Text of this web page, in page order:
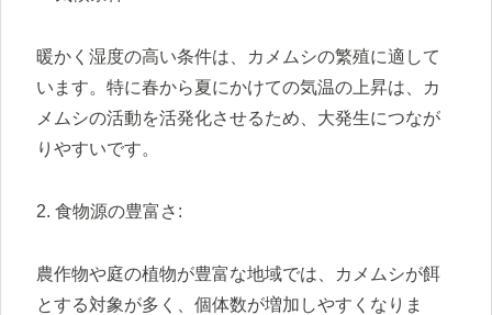
暖かく湿度の高い条件は、カメムシの繁殖に適して
います。特に春から夏にかけての気温の上昇は、カ
メムシの活動を活発化させるため、大発生につなが
りやすいです。
2. 食物源の豊富さ:
農作物や庭の植物が豊富な地域では、カメムシが餌
とする対象が多く、個体数が増加しやすくなりま